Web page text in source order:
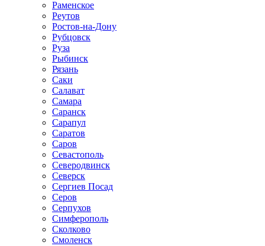
Раменское
Реутов
Ростов-на-Дону
Рубцовск
Руза
Рыбинск
Рязань
Саки
Салават
Самара
Саранск
Сарапул
Саратов
Саров
Севастополь
Северодвинск
Северск
Сергиев Посад
Серов
Серпухов
Симферополь
Сколково
Смоленск